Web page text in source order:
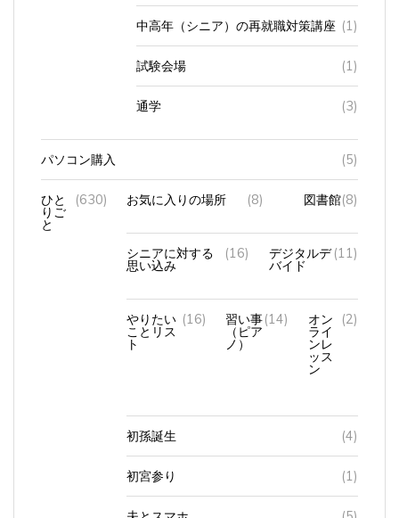
中高年（シニア）の再就職対策講座 (1)
試験会場 (1)
通学 (3)
パソコン購入 (5)
ひと
りご
と
(630) お気に入りの場所 (8) 図書館(8)
シニアに対する
思い込み
(16) デジタルデ
バイド
(11)
やりたい
ことリス
ト
(16) 習い事
（ピア
ノ）
(14) オン
ライ
ンレ
ッス
ン
(2)
初孫誕生 (4)
初宮参り (1)
夫とスマホ (5)